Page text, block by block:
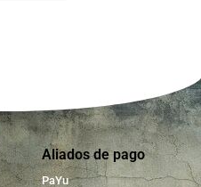
Aliados de pago
PaYu